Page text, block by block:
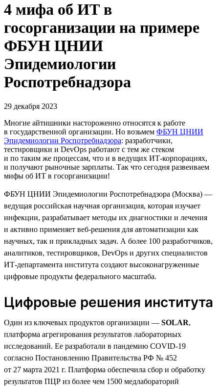
4 мифа об ИТ в
госорганизации на примере
ФБУН ЦНИИ
Эпидемиологии
Роспотребнадзора
29 декабря 2023
Многие айтишники настороженно относятся к работе
в государственной организации. Но возьмем ФБУН ЦНИИ
Эпидемиологии Роспотребнадзора: разработчики,
тестировщики и DevOps работают с тем же стеком
и по таким же процессам, что и в ведущих ИТ-корпорациях,
и получают рыночные зарплаты. Так что сегодня развеиваем
мифы об ИТ в госорганизации!
ФБУН ЦНИИ Эпидемиологии Роспотребнадзора (Москва) —
ведущая российская научная организация, которая изучает
инфекции, разрабатывает методы их диагностики и лечения
и активно применяет веб-решения для автоматизации как
научных, так и прикладных задач. А более 100 разработчиков,
аналитиков, тестировщиков, DevOps и других специалистов
ИТ-департамента института создают высоконагруженные
цифровые продукты федерального масштаба.
Цифровые решения института
Один из ключевых продуктов организации — SOLAR,
платформа агрегирования результатов лабораторных
исследований. Ее разработали в пандемию COVID-19
согласно Постановлению Правительства РФ № 452
от 27 марта 2021 г. Платформа обеспечила сбор и обработку
результатов ПЦР из более чем 1500 медлабораторий